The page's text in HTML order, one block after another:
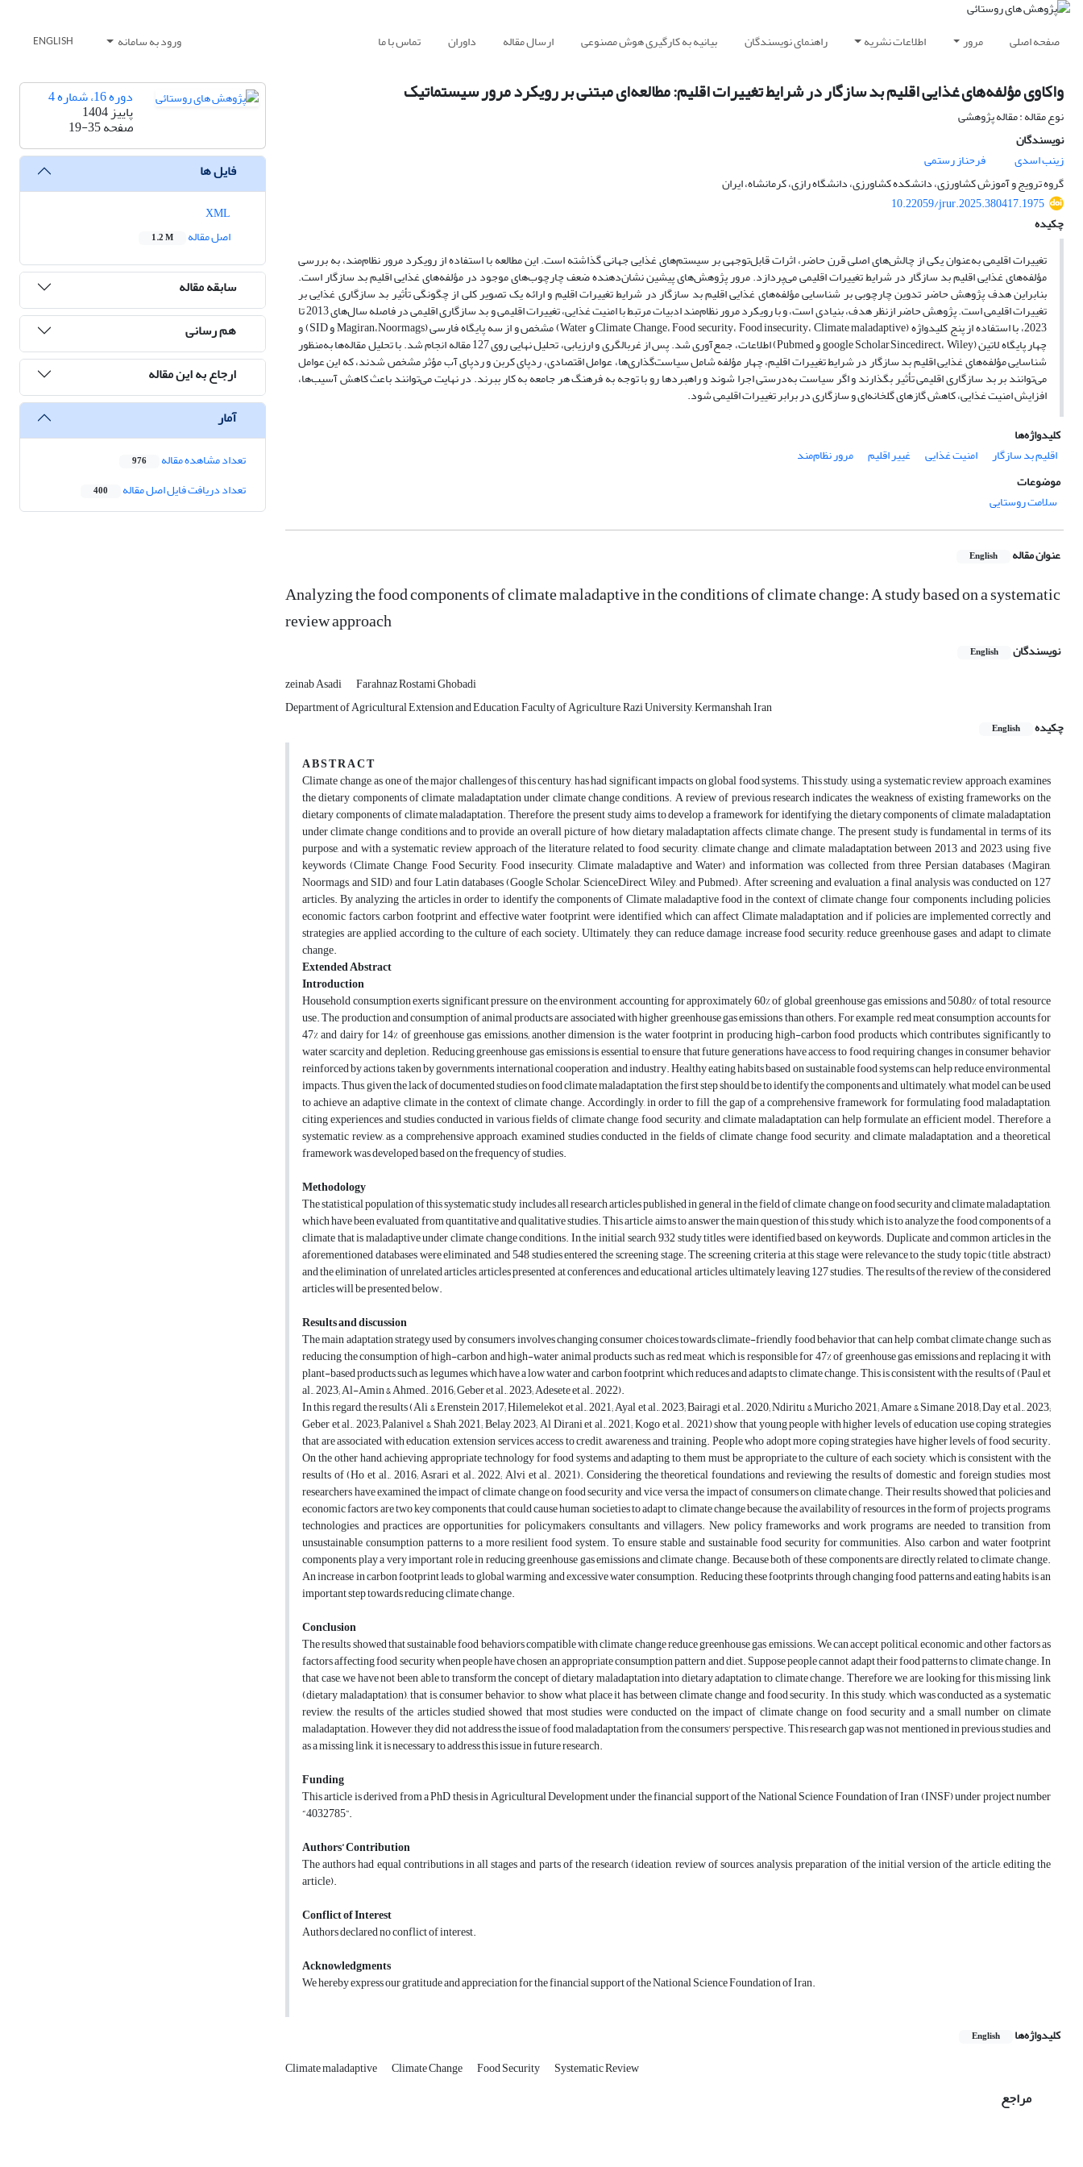
صفحه اصلی مرور اطلاعات نشریه راهنمای نویسندگان بیانیه به کارگیری هوش مصنوعی ارسال مقاله داوران تماس با ما ورود به سامانه ENGLISH
واکاوی مؤلفه‌های غذایی اقلیم بد سازگار در شرایط تغییرات اقلیم: مطالعه‌ای مبتنی بر رویکرد مرور سیستماتیک
نوع مقاله : مقاله پژوهشی
نویسندگان
زینب اسدی
فرحناز رستمی
گروه ترویج و آموزش کشاورزی، دانشکده کشاورزی، دانشگاه رازی، کرمانشاه، ایران
10.22059/jrur.2025.380417.1975
چکیده
تغییرات اقلیمی به‌عنوان یکی از چالش‌های اصلی قرن حاضر، اثرات قابل‌توجهی بر سیستم‌های غذایی جهانی گذاشته است. این مطالعه با استفاده از رویکرد مرور نظام‌مند، به بررسی
مؤلفه‌های غذایی اقلیم بد سازگار در شرایط تغییرات اقلیمی می‌پردازد. مرور پژوهش‌های پیشین نشان‌دهنده ضعف چارچوب‌های موجود در مؤلفه‌های غذایی اقلیم بد سازگار است.
بنابراین هدف پژوهش حاضر تدوین چارچوبی بر شناسایی مؤلفه‌های غذایی اقلیم بد سازگار در شرایط تغییرات اقلیم و ارائه یک تصویر کلی از چگونگی تأثیر بد سازگاری غذایی بر
تغییرات اقلیمی است. پژوهش حاضر ازنظر هدف، بنیادی است، و با رویکرد مرور نظام‌مند ادبیات مرتبط با امنیت غذایی، تغییرات اقلیمی و بد سازگاری اقلیمی در فاصله سال‌های 2013 تا
2023، با استفاده از پنج کلیدواژه (Climate Change، Food security، Food insecurity، Climate maladaptive و Water) مشخص و از سه پایگاه فارسی (Magiran،Noormags و SID) و
چهار پایگاه لاتین (google Scholar,Sincedirect، Wiley و Pubmed) اطلاعات، جمع‌آوری شد. پس از غربالگری و ارزیابی، تحلیل نهایی روی 127 مقاله انجام شد. با تحلیل مقاله‌ها به‌منظور
شناسایی مؤلفه‌های غذایی اقلیم بد سازگار در شرایط تغییرات اقلیم، چهار مؤلفه شامل سیاست‌گذاری‌ها، عوامل اقتصادی، ردپای کربن و ردپای آب مؤثر مشخص شدند، که این عوامل
می‌توانند بر بد سازگاری اقلیمی تأثیر بگذارند و اگر سیاست به‌درستی اجرا شوند و راهبردها رو با توجه به فرهنگ هر جامعه به کار ببرند. در نهایت می‌توانند باعث کاهش آسیب‌ها،
افزایش امنیت غذایی، کاهش گازهای گلخانه‌ای و سازگاری در برابر تغییرات اقلیمی شود.
کلیدواژه‌ها
اقلیم بد سازگار
امنیت غذایی غییر اقلیم
مرور نظام‌مند
موضوعات
سلامت روستایی
عنوان مقاله English
Analyzing the food components of climate maladaptive in the conditions of climate change: A study based on a systematic
review approach
نویسندگان English
zeinab Asadi
Farahnaz Rostami Ghobadi
Department of Agricultural Extension and Education, Faculty of Agriculture, Razi University, Kermanshah, Iran
چکیده
English
A B S T R A C T
Climate change, as one of the major challenges of this century, has had significant impacts on global food systems. This study, using a systematic review approach, examines
the dietary components of climate maladaptation under climate change conditions. A review of previous research indicates the weakness of existing frameworks on the
dietary components of climate maladaptation. Therefore, the present study aims to develop a framework for identifying the dietary components of climate maladaptation
under climate change conditions and to provide an overall picture of how dietary maladaptation affects climate change. The present study is fundamental in terms of its
purpose, and with a systematic review approach of the literature related to food security, climate change, and climate maladaptation between 2013 and 2023, using five
keywords (Climate Change, Food Security, Food insecurity, Climate maladaptive and Water) and information was collected from three Persian databases (Magiran,
Noormags, and SID) and four Latin databases (Google Scholar, ScienceDirect, Wiley, and Pubmed). After screening and evaluation, a final analysis was conducted on 127
articles. By analyzing the articles in order to identify the components of Climate maladaptive food in the context of climate change, four components, including policies,
economic factors, carbon footprint, and effective water footprint, were identified, which can affect Climate maladaptation and if policies are implemented correctly and
strategies are applied according to the culture of each society. Ultimately, they can reduce damage, increase food security, reduce greenhouse gases, and adapt to climate
change.
Extended Abstract
Introduction
Household consumption exerts significant pressure on the environment, accounting for approximately 60% of global greenhouse gas emissions and 50–80% of total resource
use. The production and consumption of animal products are associated with higher greenhouse gas emissions than others. For example, red meat consumption accounts for
47% and dairy for 14% of greenhouse gas emissions; another dimension is the water footprint in producing high-carbon food products, which contributes significantly to
water scarcity and depletion. Reducing greenhouse gas emissions is essential to ensure that future generations have access to food, requiring changes in consumer behavior
reinforced by actions taken by governments, international cooperation, and industry. Healthy eating habits based on sustainable food systems can help reduce environmental
impacts. Thus, given the lack of documented studies on food climate maladaptation, the first step should be to identify the components and, ultimately, what model can be used
to achieve an adaptive climate in the context of climate change. Accordingly, in order to fill the gap of a comprehensive framework for formulating food maladaptation,
citing experiences and studies conducted in various fields of climate change, food security, and climate maladaptation can help formulate an efficient model. Therefore, a
systematic review, as a comprehensive approach, examined studies conducted in the fields of climate change, food security, and climate maladaptation, and a theoretical
framework was developed based on the frequency of studies.
Methodology
The statistical population of this systematic study includes all research articles published in general in the field of climate change on food security and climate maladaptation,
which have been evaluated from quantitative and qualitative studies. This article aims to answer the main question of this study, which is to analyze the food components of a
climate that is maladaptive under climate change conditions. In the initial search, 932 study titles were identified based on keywords. Duplicate and common articles in the
aforementioned databases were eliminated, and 548 studies entered the screening stage. The screening criteria at this stage were relevance to the study topic (title, abstract)
and the elimination of unrelated articles, articles presented at conferences, and educational articles, ultimately leaving 127 studies. The results of the review of the considered
articles will be presented below.
Results and discussion
The main adaptation strategy used by consumers involves changing consumer choices towards climate-friendly food behavior that can help combat climate change, such as
reducing the consumption of high-carbon and high-water animal products such as red meat, which is responsible for 47% of greenhouse gas emissions and replacing it with
plant-based products such as legumes, which have a low water and carbon footprint, which reduces and adapts to climate change. This is consistent with the results of (Paul et
al., 2023; Al-Amin & Ahmed., 2016; Geber et al., 2023; Adesete et al., 2022).
In this regard, the results (Ali & Erenstein, 2017; Hilemelekot et al., 2021; Ayal et al., 2023; Bairagi et al., 2020; Ndiritu & Muricho, 2021; Amare & Simane, 2018; Day et al., 2023;
Geber et al., 2023; Palanivel & Shah, 2021; Belay, 2023; Al Dirani et al., 2021; Kogo et al., 2021) show that young people with higher levels of education use coping strategies
that are associated with education, extension services, access to credit, awareness, and training. People who adopt more coping strategies have higher levels of food security.
On the other hand, achieving appropriate technology for food systems and adapting to them must be appropriate to the culture of each society, which is consistent with the
results of (Ho et al., 2016; Asrari et al., 2022; Alvi et al., 2021). Considering the theoretical foundations and reviewing the results of domestic and foreign studies, most
researchers have examined the impact of climate change on food security and, vice versa, the impact of consumers on climate change. Their results showed that policies and
economic factors are two key components that could cause human societies to adapt to climate change because the availability of resources in the form of projects, programs,
technologies, and practices are opportunities for policymakers, consultants, and villagers. New policy frameworks and work programs are needed to transition from
unsustainable consumption patterns to a more resilient food system. To ensure stable and sustainable food security for communities. Also, carbon and water footprint
components play a very important role in reducing greenhouse gas emissions and climate change. Because both of these components are directly related to climate change.
An increase in carbon footprint leads to global warming and excessive water consumption. Reducing these footprints through changing food patterns and eating habits is an
important step towards reducing climate change.
Conclusion
The results showed that sustainable food behaviors compatible with climate change reduce greenhouse gas emissions. We can accept political, economic, and other factors as
factors affecting food security when people have chosen an appropriate consumption pattern and diet. Suppose people cannot adapt their food patterns to climate change. In
that case, we have not been able to transform the concept of dietary maladaptation into dietary adaptation to climate change. Therefore, we are looking for this missing link
(dietary maladaptation), that is, consumer behavior, to show what place it has between climate change and food security. In this study, which was conducted as a systematic
review, the results of the articles studied showed that most studies were conducted on the impact of climate change on food security and a small number on climate
maladaptation. However, they did not address the issue of food maladaptation from the consumers' perspective. This research gap was not mentioned in previous studies, and
as a missing link, it is necessary to address this issue in future research.
Funding
This article is derived from a PhD thesis in Agricultural Development under the financial support of the National Science Foundation of Iran (INSF) under project number
“4032785”.
Authors’ Contribution
The authors had equal contributions in all stages and parts of the research (ideation, review of sources, analysis, preparation of the initial version of the article, editing the
article).
Conflict of Interest
Authors declared no conflict of interest.
Acknowledgments
We hereby express our gratitude and appreciation for the financial support of the National Science Foundation of Iran.
کلیدواژه‌ها English
Climate maladaptive Climate Change Food Security Systematic Review
مراجع
دوره 16، شماره 4
پاییز 1404
صفحه19-35
فایل ها
اصل مقاله
1.2 M
سابقه مقاله
هم رسانی
ارجاع به این مقاله
آمار
تعداد مشاهده مقاله 976
تعداد دریافت فایل اصل مقاله 400